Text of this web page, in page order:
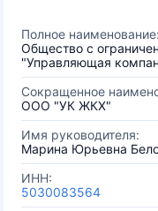
Полное наименование:
Общество с
"Управляющая
Сокращенное
ООО "УК ЖКХ"
Имя руководителя:
Марина Юрьевна
ИНН:
5030083564